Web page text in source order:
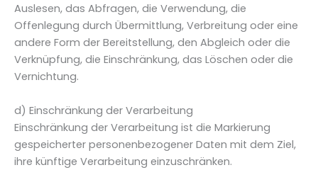
Auslesen, das Abfragen, die Verwendung, die
Offenlegung durch Übermittlung, Verbreitung oder eine
andere Form der Bereitstellung, den Abgleich oder die
Verknüpfung, die Einschränkung, das Löschen oder die
Vernichtung.
d) Einschränkung der Verarbeitung
Einschränkung der Verarbeitung ist die Markierung
gespeicherter personenbezogener Daten mit dem Ziel,
ihre künftige Verarbeitung einzuschränken.